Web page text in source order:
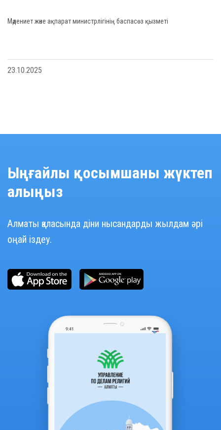
Мәдениет және ақпарат министрлігінің баспасөз қызметі
23.10.2025
Ыңғайлы қосымшаны жүктеп
алыңыз
Алматы қаласында діни нысандарды жылдам әрі
оңай іздеу.